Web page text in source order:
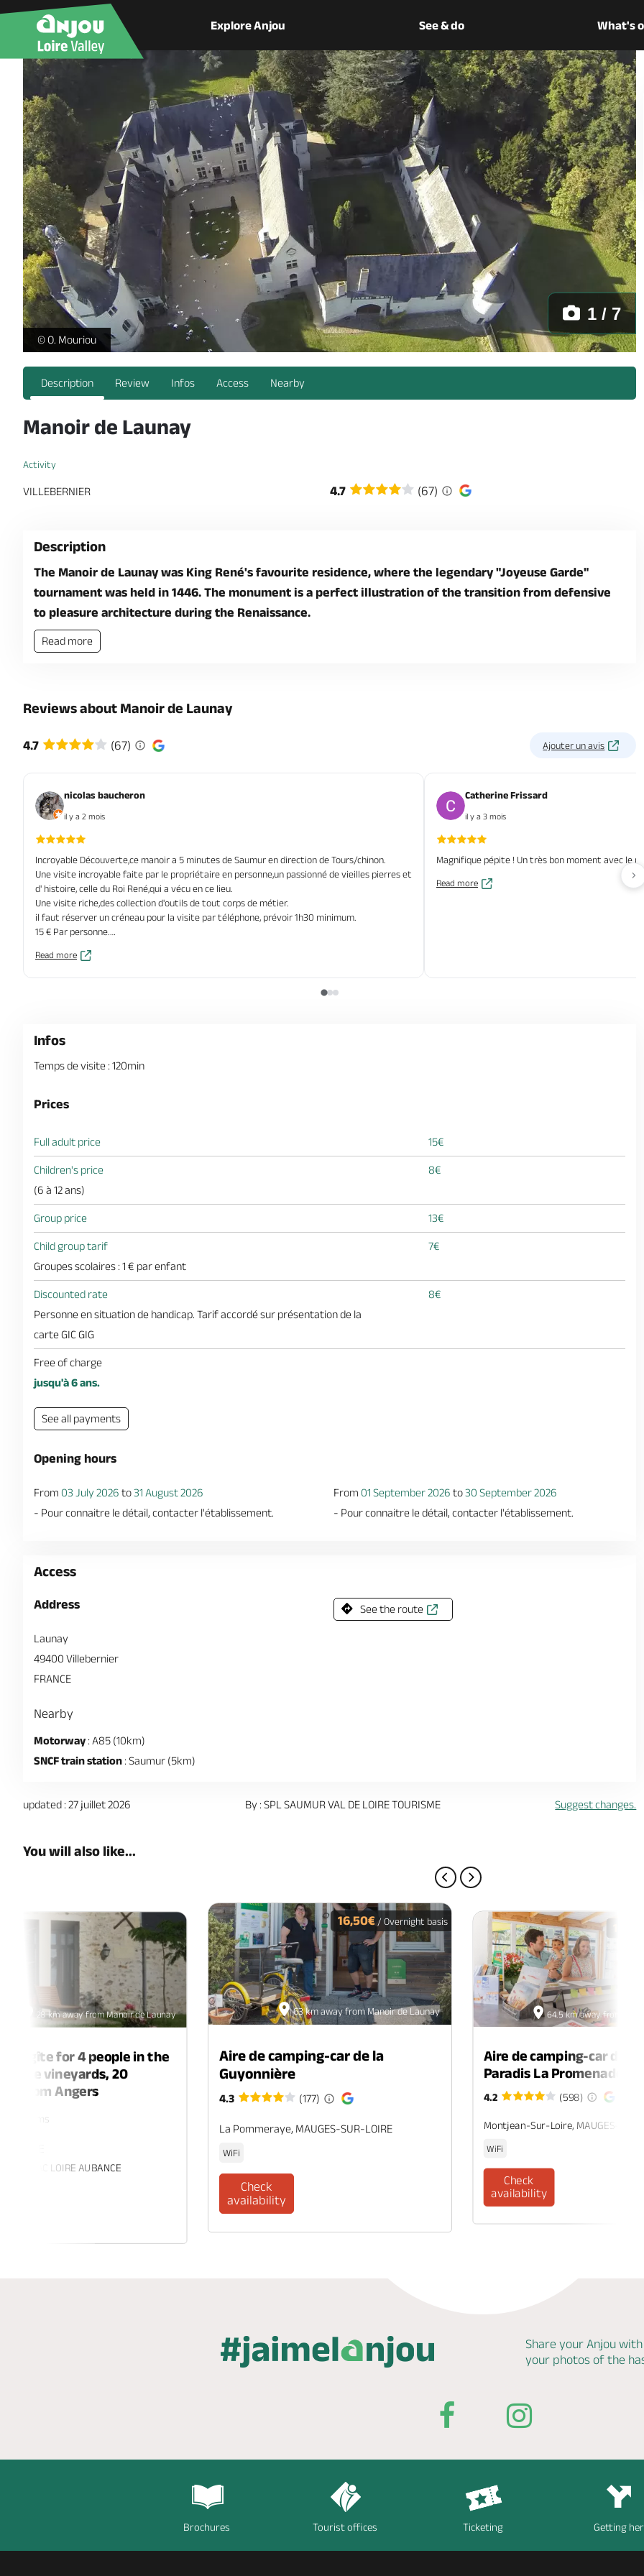
Explore Anjou See & do What's
"L'envolée" manoir de Launay - Le Manoir de Launay vu du ciel_1 -
© O. Mouriou
1 / 7
Description Review Infos Access Nearby
Manoir de Launay
Activity
VILLEBERNIER 4.7 (67)
Description
The Manoir de Launay was King René's favourite residence, where the legendary "Joyeuse Garde"
tournament was held in 1446. The monument is a perfect illustration of the transition from defensive
to pleasure architecture during the Renaissance.
Read more
Reviews about Manoir de Launay
4.7 (67) Ajouter un avis
nicolas baucheron
il y a 2 mois
Incroyable Découverte,ce manoir a 5 minutes de Saumur en direction de Tours/chinon.
Une visite incroyable faite par le propriétaire en personne,un passionné de vieilles pierres et
d' histoire, celle du Roi René,qui a vécu en ce lieu.
Une visite riche,des collection d'outils de tout corps de métier.
il faut réserver un créneau pour la visite par téléphone, prévoir 1h30 minimum.
15 € Par personne.
Read more
Catherine Frissard
il y a 3 mois
Magnifique pépite ! Un très bon moment avec le
Read more
Infos
Temps de visite : 120min
Prices
Full adult price 15€
Children's price
8€
(6 à 12 ans)
Group price 13€
Child group tarif
7€
Groupes scolaires : 1 € par enfant
Discounted rate
8€
Personne en situation de handicap. Tarif accordé sur présentation de la
carte GIC GIG
Free of charge
jusqu'à 6 ans.
See all payments
Opening hours
From 03 July 2026 to31 August 2026
- Pour connaitre le détail, contacter l'établissement.
From 01 September 2026 to30 September 2026
- Pour connaitre le détail, contacter l'établissement.
Access
Address
Launay
49400 Villebernier
FRANCE
See the route
Nearby
Motorway: A85 (10km)
SNCF train station : Saumur (5km)
updated : 27 juillet 2026 By : SPL SAUMUR VAL DE LOIRE TOURISME Suggest changes.
You will also like...
28 km away from Manoir de Launay
gîte for 4 people in the
the vineyards, 20
from Angers
2 rooms
BRISSAC LOIRE AUBANCE
63 km away from Manoir de Launay
16,50€ / Overnight basis
Aire de camping-car de la
Guyonnière
4.3 (177)
La Pommeraye, MAUGES-SUR-LOIRE
WiFi
Check
availability
64.5 km away from
Aire de camping-car du
Paradis La Promenade
4.2 (598)
Montjean-Sur-Loire, MAUGES-SUR-
WiFi
Check
availability
Share your Anjou
your photos of the
Brochures Tourist offices Ticketing Getting